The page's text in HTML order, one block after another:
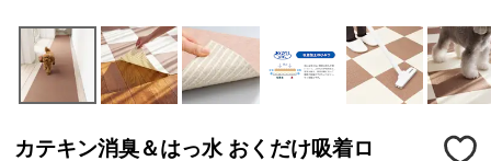
カテキン消臭＆はっ水 おくだけ吸着ロ